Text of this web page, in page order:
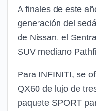
A finales de este
generación del
de Nissan, el
SUV mediano
Para INFINITI, se
QX60 de lujo de
paquete SPORT